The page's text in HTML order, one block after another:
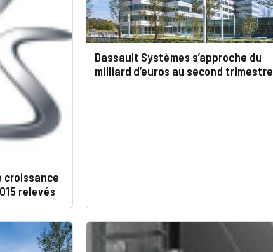
croissance
relevés
Dassault Systèmes s’approche du
milliard d’euros au second trimestre